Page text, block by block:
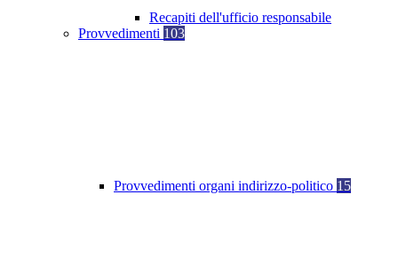
Recapiti dell'ufficio responsabile
Provvedimenti 103
Provvedimenti organi indirizzo-politico 15